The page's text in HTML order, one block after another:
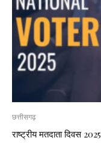
छत्तीसगढ़
राष्ट्रीय मतदाता दिवस 2025